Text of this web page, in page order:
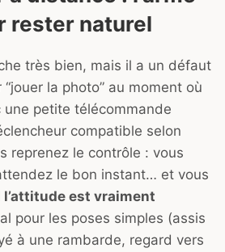
rester naturel
très bien, mais il a un défaut
la photo” au moment où
une petite télécommande
compatible selon
reprenez le contrôle : vous
le bon instant… et vous
est vraiment
pour les poses simples (assis
à une rambarde, regard vers